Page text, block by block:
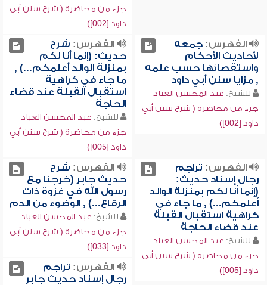
جزء من محاضرة ( شرح سنن أبي
داود [002])
الفهرس:جمعه
لأحاديث الأحكام
واستقصائها حسب علمه
, مزايا سنن أبي داود
للشيخ: عبد المحسن العباد
جزء من محاضرة ( شرح سنن أبي
داود [002])
الفهرس: شرح
حديث: (إنما أنا لكم
بمنزلة الوالد أعلمكم...) ,
ما جاء في كراهية
استقبال القبلة عند قضاء
الحاجة
للشيخ: عبد المحسن العباد
جزء من محاضرة ( شرح سنن أبي
داود [005])
الفهرس: تراجم
رجال إسناد حديث:
(إنما أنا لكم بمنزلة الوالد
أعلمكم...) , ما جاء في
كراهية استقبال القبلة
عند قضاء الحاجة
للشيخ: عبد المحسن العباد
جزء من محاضرة ( شرح سنن أبي
داود [005])
الفهرس: شرح
حديث جابر (خرجنا مع
رسول الله في غزوة ذات
الرقاع...) , الوضوء من الدم
للشيخ: عبد المحسن العباد
جزء من محاضرة ( شرح سنن أبي
داود [033])
الفهرس: تراجم
رجال إسناد حديث جابر